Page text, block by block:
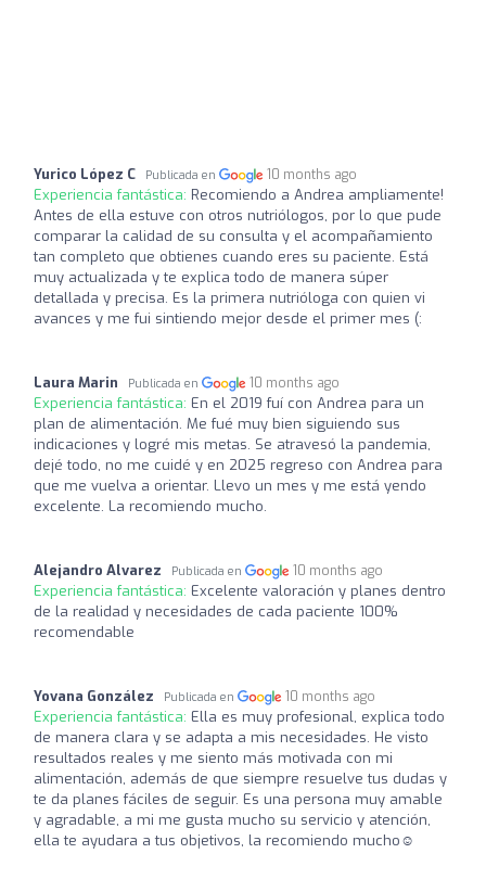
Yurico López C Publicada en 10 months ago
Experiencia fantástica: Recomiendo a Andrea ampliamente!
Antes de ella estuve con otros nutriólogos, por lo que pude
comparar la calidad de su consulta y el acompañamiento
tan completo que obtienes cuando eres su paciente. Está
muy actualizada y te explica todo de manera súper
detallada y precisa. Es la primera nutrióloga con quien vi
avances y me fui sintiendo mejor desde el primer mes (:
Laura Marin Publicada en 10 months ago
Experiencia fantástica: En el 2019 fuí con Andrea para un
plan de alimentación. Me fué muy bien siguiendo sus
indicaciones y logré mis metas. Se atravesó la pandemia,
dejé todo, no me cuidé y en 2025 regreso con Andrea para
que me vuelva a orientar. Llevo un mes y me está yendo
excelente. La recomiendo mucho.
Alejandro Alvarez Publicada en 10 months ago
Experiencia fantástica: Excelente valoración y planes dentro
de la realidad y necesidades de cada paciente 100%
recomendable
Yovana González Publicada en 10 months ago
Experiencia fantástica: Ella es muy profesional, explica todo
de manera clara y se adapta a mis necesidades. He visto
resultados reales y me siento más motivada con mi
alimentación, además de que siempre resuelve tus dudas y
te da planes fáciles de seguir. Es una persona muy amable
y agradable, a mi me gusta mucho su servicio y atención,
ella te ayudara a tus objetivos, la recomiendo mucho☺️